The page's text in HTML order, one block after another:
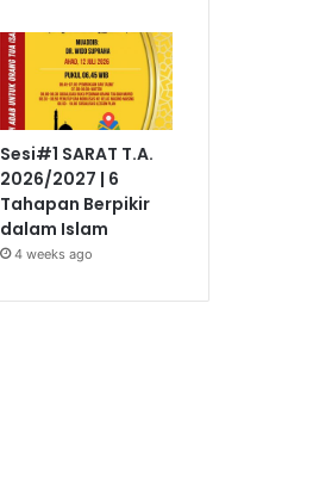
Sesi#1 SARAT T.A.
2026/2027 | 6
Tahapan Berpikir
dalam Islam
4 weeks ago